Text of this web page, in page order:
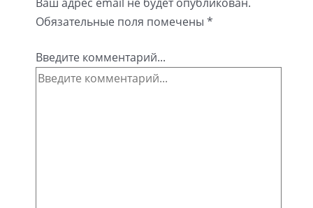
Обязательные поля помечены *
Введите комментарий...